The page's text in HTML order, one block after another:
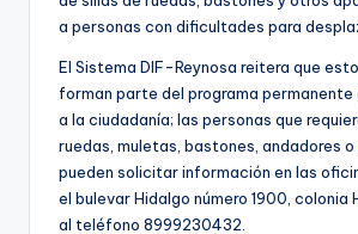
a personas con dificultades para
El Sistema DIF-Reynosa reitera que
forman parte del programa permanente
a la ciudadanía; las personas que
ruedas, muletas, bastones, andadores o
pueden solicitar información en las
el bulevar Hidalgo número 1900, colonia
al teléfono 8999230432.